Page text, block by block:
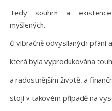
Tedy souhrn a
myšlených,
či vibračně odvysílaných přání
která byla vyprodukována
a radostnějším životě, a
stojí v takovém případě na